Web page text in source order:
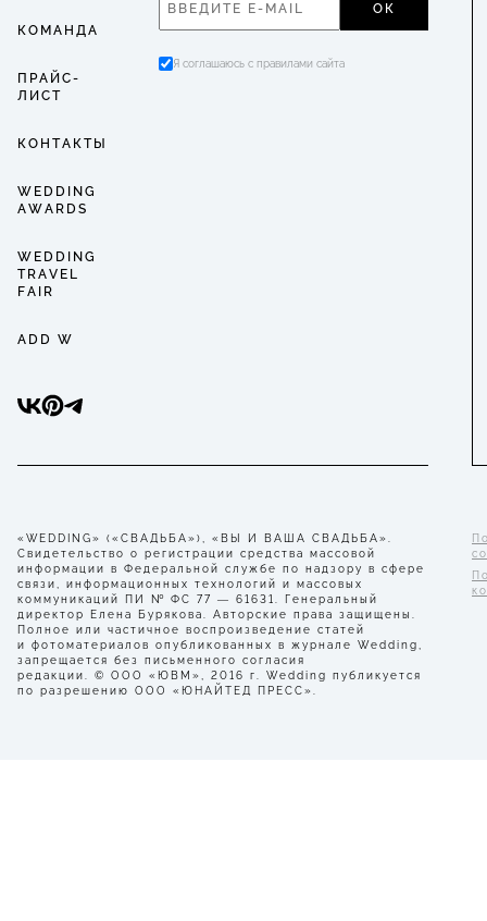
КОМАНДА
ПРАЙС-
ЛИСТ
КОНТАКТЫ
WEDDING
AWARDS
WEDDING
TRAVEL
FAIR
ADD W
ОК
Я соглашаюсь с правилами сайта
«WEDDING» («СВАДЬБА»), «ВЫ И ВАША СВАДЬБА».
Свидетельство о регистрации средства массовой
информации в Федеральной службе по надзору в сфере
связи, информационных технологий и массовых
коммуникаций ПИ № ФС 77 — 61631. Генеральный
директор Елена Бурякова. Авторские права защищены.
Полное или частичное воспроизведение статей
и фотоматериалов опубликованных в журнале Wedding,
запрещается без письменного согласия
редакции. © ООО «ЮВМ», 2016 г. Wedding публикуется
по разрешению ООО «ЮНАЙТЕД ПРЕСС».